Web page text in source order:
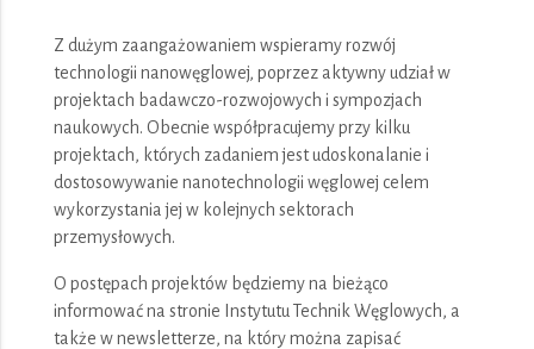
Z dużym zaangażowaniem wspieramy rozwój
technologii nanowęglowej, poprzez aktywny udział w
projektach badawczo-rozwojowych i sympozjach
naukowych. Obecnie współpracujemy przy kilku
projektach, których zadaniem jest udoskonalanie i
dostosowywanie nanotechnologii węglowej celem
wykorzystania jej w kolejnych sektorach
przemysłowych.
O postępach projektów będziemy na bieżąco
informować na stronie Instytutu Technik Węglowych, a
także w newsletterze, na który można zapisać